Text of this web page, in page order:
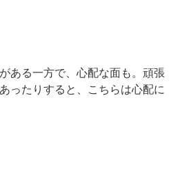
ある一方で、心配な面も。頑張
ったりすると、こちらは心配に